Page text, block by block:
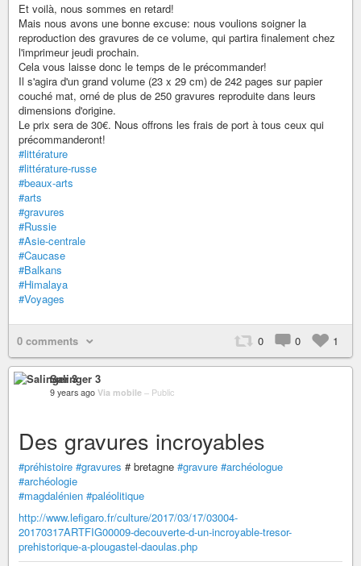
Et voilà, nous sommes en retard!
Mais nous avons une bonne excuse: nous voulions soigner la
reproduction des gravures de ce volume, qui partira finalement chez
l'imprimeur jeudi prochain.
Cela vous laisse donc le temps de le précommander!
Il s'agira d'un grand volume (23 x 29 cm) de 242 pages sur papier
couché mat, orné de plus de 250 gravures reproduite dans leurs
dimensions d'origine.
Le prix sera de 30€. Nous offrons les frais de port à tous ceux qui
précommanderont!
#littérature
#littérature-russe
#beaux-arts
#arts
#gravures
#Russie
#Asie-centrale
#Caucase
#Balkans
#Himalaya
#Voyages
0 comments 0 0 1
Salinger 3
9 years ago Via mobile – Public
Des gravures incroyables
#préhistoire #gravures # bretagne #gravure #archéologue
#archéologie
#magdalénien #paléolitique
http://www.lefigaro.fr/culture/2017/03/17/03004-
20170317ARTFIG00009-decouverte-d-un-incroyable-tresor-
prehistorique-a-plougastel-daoulas.php